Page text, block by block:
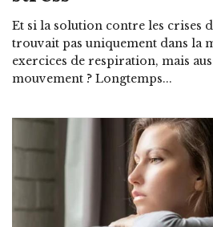
Et si la solution contre les crises
trouvait pas uniquement dans la
exercices de respiration, mais
mouvement ? Longtemps...